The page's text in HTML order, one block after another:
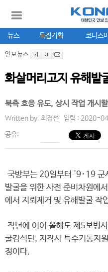
뉴스 특집기획 코나스
안보뉴스
화살머리고지 유해발
북측 호응 유도, 상시 작업 개시
Written by. 최경선 입력 : 2020-
공유:
국방부는 20일부터 '9･19 군
발굴을 위한 사전 준비차원에
에서 지뢰제거 및 유해발굴 작
작년에 이어 올해도 제5보병
굴감식단, 지작사 특수기동지
정이다.